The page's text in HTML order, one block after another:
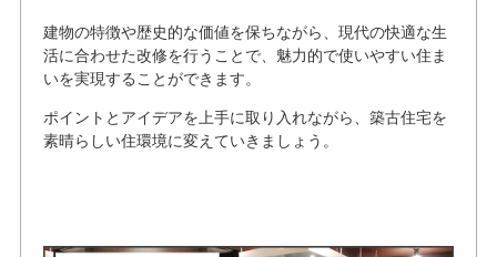
建物の特徴や歴史的な価値を保ちながら、現代の快適な生
活に合わせた改修を行うことで、魅力的で使いやすい住ま
いを実現することができます。
ポイントとアイデアを上手に取り入れながら、築古住宅を
素晴らしい住環境に変えていきましょう。